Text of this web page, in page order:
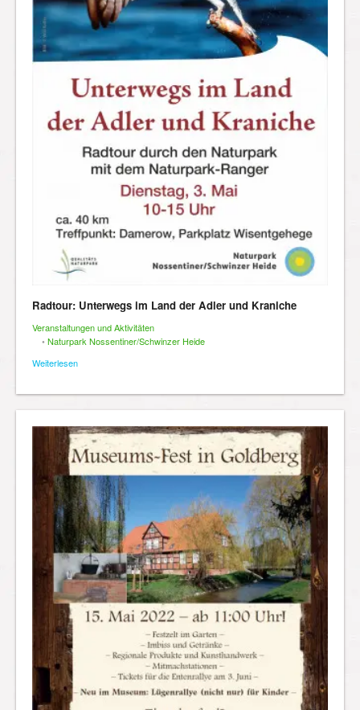
Radtour: Unterwegs im Land der Adler und Kraniche
Veranstaltungen und Aktivitäten
• Naturpark Nossentiner/Schwinzer Heide
Weiterlesen